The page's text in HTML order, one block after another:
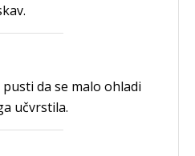
da se malo ohladi
učvrstila.